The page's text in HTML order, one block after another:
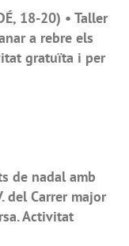
18-20) • Taller
a rebre els
gratuïta i per
de nadal amb
del Carrer major
Activitat